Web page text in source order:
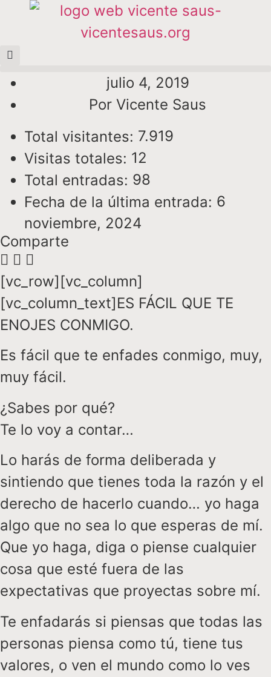
julio 4, 2019
Por Vicente Saus
Total visitantes: 7.919
Visitas totales: 12
Total entradas: 98
Fecha de la última entrada: 6
noviembre, 2024
Comparte
[vc_row][vc_column]
[vc_column_text]ES FÁCIL QUE TE
ENOJES CONMIGO.
Es fácil que te enfades conmigo, muy,
muy fácil.
¿Sabes por qué?
Te lo voy a contar…
Lo harás de forma deliberada y
sintiendo que tienes toda la razón y el
derecho de hacerlo cuando… yo haga
algo que no sea lo que esperas de mí.
Que yo haga, diga o piense cualquier
cosa que esté fuera de las
expectativas que proyectas sobre mí.
Te enfadarás si piensas que todas las
personas piensa como tú, tiene tus
valores, o ven el mundo como lo ves